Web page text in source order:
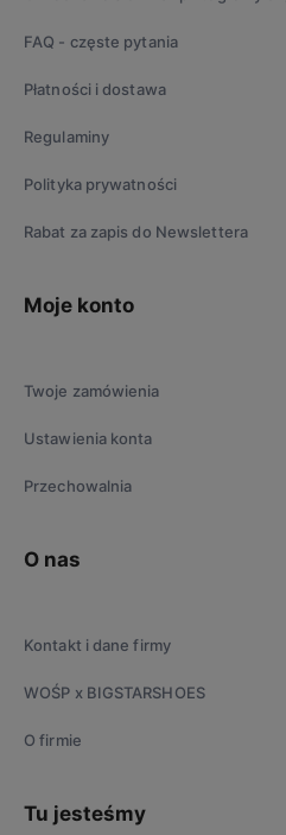
FAQ - częste pytania
Płatności i dostawa
Regulaminy
Polityka prywatności
Rabat za zapis do Newslettera
Moje konto
Twoje zamówienia
Ustawienia konta
Przechowalnia
O nas
Kontakt i dane firmy
WOŚP x BIGSTARSHOES
O firmie
Tu jesteśmy